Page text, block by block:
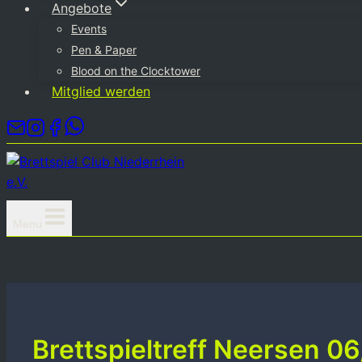
Angebote
Events
Pen & Paper
Blood on the Clocktower
Mitglied werden
Menu
Brettspieltreff Neersen